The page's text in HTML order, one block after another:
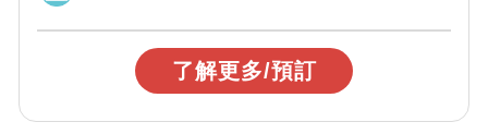
了解更多/預訂